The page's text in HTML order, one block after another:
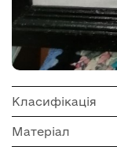
Класифікація
Матеріал